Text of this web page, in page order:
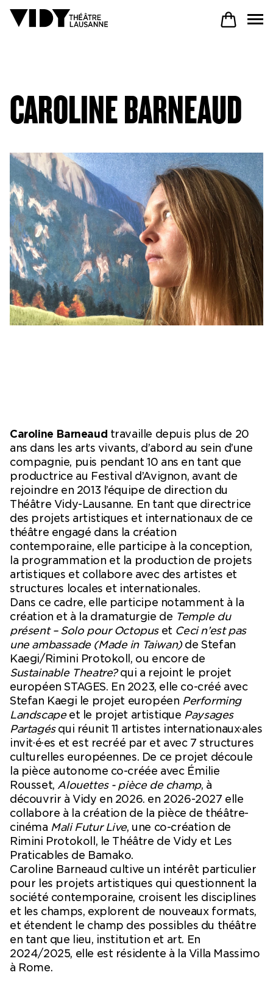
PARTICIPATE
COME TO VIDY
The Theatre
Productions
Ticketshop
My account
CAROLINE BARNEAUD
Caroline Barneaud travaille depuis plus de 20
ans dans les arts vivants, d’abord au sein d’une
compagnie, puis pendant 10 ans en tant que
productrice au Festival d’Avignon, avant de
rejoindre en 2013 l’équipe de direction du
Théâtre Vidy-Lausanne. En tant que directrice
des projets artistiques et internationaux de ce
théâtre engagé dans la création
contemporaine, elle participe à la conception,
la programmation et la production de projets
artistiques et collabore avec des artistes et
structures locales et internationales.
Dans ce cadre, elle participe notamment à la
création et à la dramaturgie de Temple du
présent – Solo pour Octopus et Ceci n’est pas
une ambassade (Made in Taiwan)de Stefan
Kaegi/Rimini Protokoll, ou encore de
Sustainable Theatre?qui a rejoint le projet
européen STAGES. En 2023, elle co-créé avec
Stefan Kaegi le projet européen Performing
Landscapeet le projet artistique Paysages
Partagésqui réunit 11 artistes internationaux·ales
invit·é·es et est recréé par et avec 7 structures
culturelles européennes. De ce projet découle
la pièce autonome co-créée avec Émilie
Rousset, Alouettes - pièce de champ, à
découvrir à Vidy en 2026. en 2026-2027 elle
collabore à la création de la pièce de théâtre-
cinéma Mali Futur Live, une co-création de
Rimini Protokoll, le Théâtre de Vidy et Les
Praticables de Bamako.
Caroline Barneaud cultive un intérêt particulier
pour les projets artistiques qui questionnent la
société contemporaine, croisent les disciplines
et les champs, explorent de nouveaux formats,
et étendent le champ des possibles du théâtre
en tant que lieu, institution et art. En
2024/2025, elle est résidente à la Villa Massimo
à Rome.